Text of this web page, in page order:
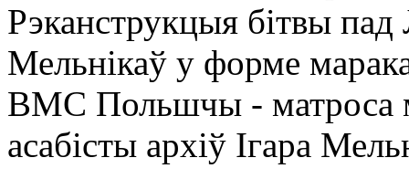
Рэканструкцыя бітвы
Мельнікаў у форме
ВМС Польшчы - матроса
асабісты архіў Ігара